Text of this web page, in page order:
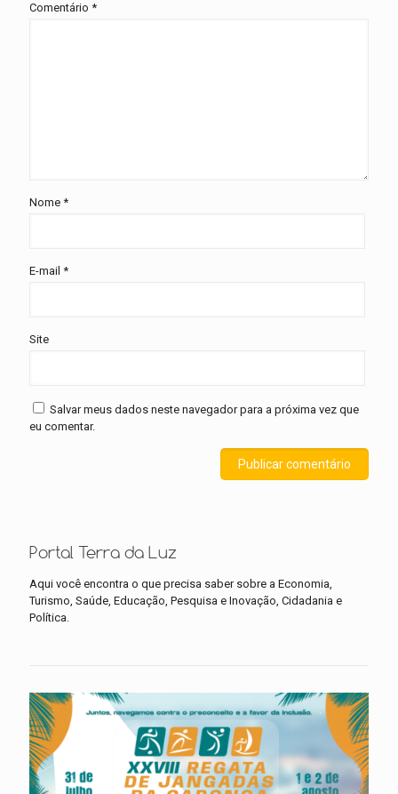
Comentário *
Nome *
E-mail *
Site
Salvar meus dados neste navegador para a próxima vez que
eu comentar.
Portal Terra da Luz
Aqui você encontra o que precisa saber sobre a Economia,
Turismo, Saúde, Educação, Pesquisa e Inovação, Cidadania e
Política.